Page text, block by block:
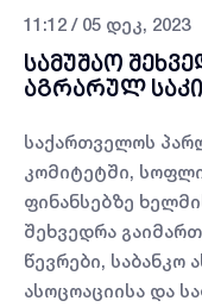
11:12 / 05 დეკ, 2023
სამუშაო
აგრარულ
საქართველოს
კომიტეტში,
ფინანსებზე
შეხვედრა
წევრები, საბანკო
ასოცოაციისა და